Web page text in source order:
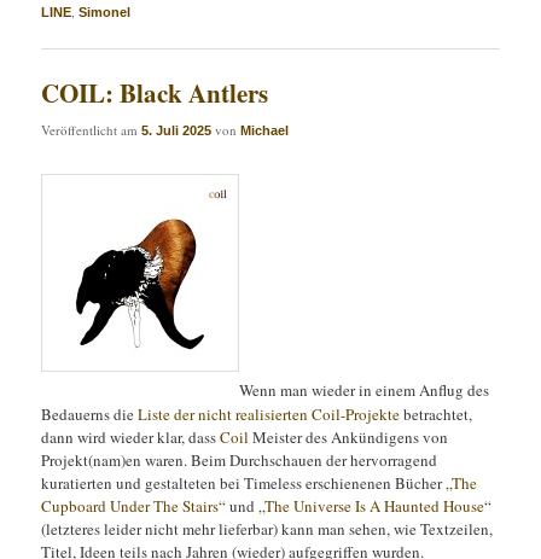
LINE ,Simonel
COIL: Black Antlers
Veröffentlicht am5. Juli 2025 vonMichael
Wenn man wieder in einem Anflug des
Bedauerns dieListe der nicht realisierten Coil-Projektebetrachtet,
dann wird wieder klar, dassCoilMeister des Ankündigens von
Projekt(nam)en waren. Beim Durchschauen der hervorragend
kuratierten und gestalteten bei Timeless erschienenen Bücher„The
Cupboard Under The Stairs“und„The Universe Is A Haunted House“
(letzteres leider nicht mehr lieferbar) kann man sehen, wie Textzeilen,
Titel, Ideen teils nach Jahren (wieder) aufgegriffen wurden.